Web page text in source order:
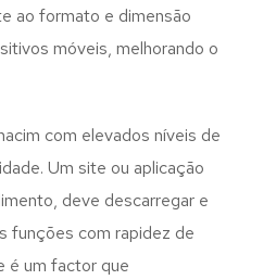
ao formato e dimensão
móveis, melhorando o
com elevados níveis de
Um site ou aplicação
deve descarregar e
funções com rapidez de
é um factor que